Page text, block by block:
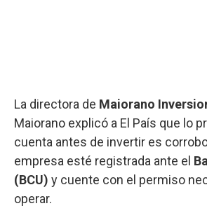
La directora de Maiorano
Maiorano explicó a El País que lo
cuenta antes de invertir es
empresa esté registrada ante el
(BCU) y cuente con el permiso
operar.